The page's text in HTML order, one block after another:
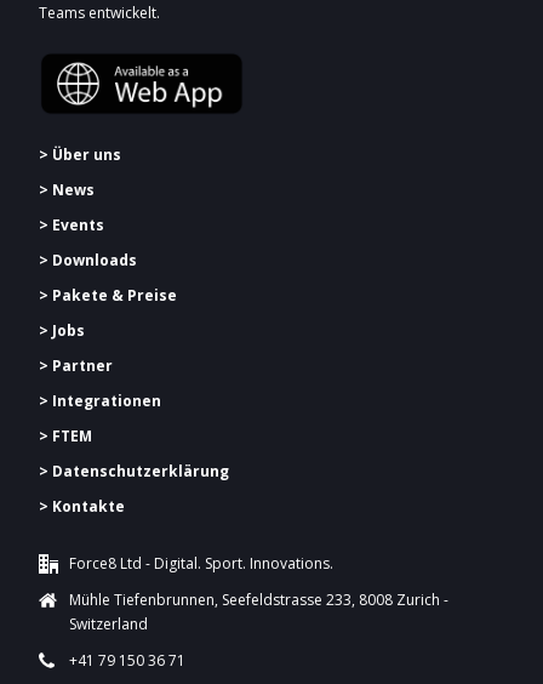
Teams entwickelt.
> Über uns
> News
> Events
> Downloads
> Pakete & Preise
> Jobs
> Partner
> Integrationen
> FTEM
> Datenschutzerklärung
> Kontakte
Force8 Ltd - Digital. Sport. Innovations.
Mühle Tiefenbrunnen, Seefeldstrasse 233, 8008 Zurich -
Switzerland
+41 79 150 36 71